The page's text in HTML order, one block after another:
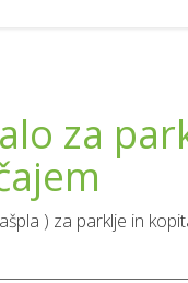
za
) za parklje in